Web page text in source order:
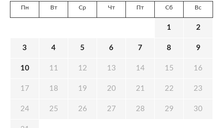
Пн Вт Ср Чт Пт Сб Вс
1 2
3 4 5 6 7 8 9
10 11 12 13 14 15 16
17 18 19 20 21 22 23
24 25 26 27 28 29 30